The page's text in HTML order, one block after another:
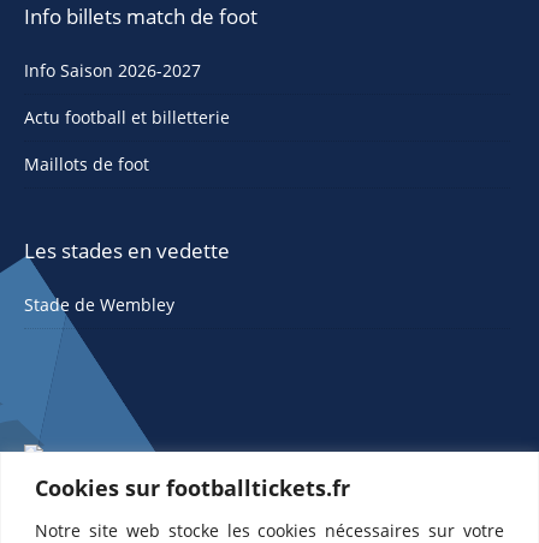
Cookies sur footballtickets.fr
Notre site web stocke les cookies nécessaires sur votre
Info billets match de foot
Info Saison 2026-2027
Actu football et billetterie
Maillots de foot
Les stades en vedette
Stade de Wembley
ETTS 365 SL, Rambla de Catalunya 38, 8, 1, 08007 Barcelone, Espagne |